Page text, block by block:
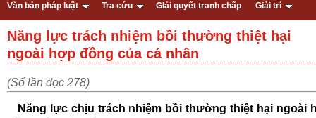
Văn bản pháp luật Tra cứu GIải quyết tranh chấp Giải trí
Năng lực trách nhiệm bồi thường thiệt hại
ngoài hợp đồng của cá nhân
(Số lần đọc 278)
Năng lực chịu trách nhiệm bồi thường thiệt hại ngoài